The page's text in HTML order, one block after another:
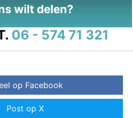
wilt delen?
06 - 574 71 321
op Facebook
Post op X